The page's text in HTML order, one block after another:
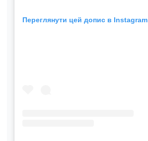
Переглянути цей допис в Instagram